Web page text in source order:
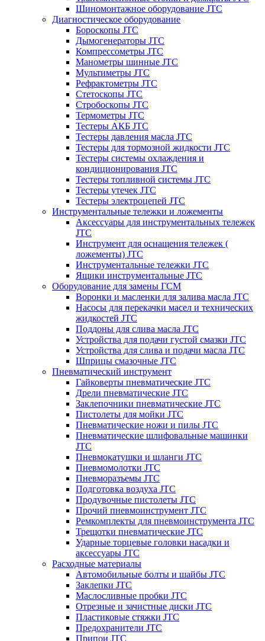
Шиномонтажное оборудование JTC
Диагностическое оборудование
Бороскопы JTC
Дымогенераторы JTC
Компрессометры JTC
Манометры шинные JTC
Мультиметры JTC
Рефрактометры JTC
Стетоскопы JTC
Стробоскопы JTC
Термометры JTC
Тестеры АКБ JTC
Тестеры давления масла JTC
Тестеры для тормозной жидкости JTC
Тестеры системы охлаждения и
кондиционирования JTC
Тестеры топливной системы JTC
Тестеры утечек JTC
Тестеры электроцепей JTC
Инструментальные тележки и ложементы
Аксессуары для инструментальных тележек
JTC
Инструмент для оснащения тележек (
ложементы) JTC
Инструментальные тележки JTC
Ящики инструментальные JTC
Оборудование для замены ГСМ
Воронки и масленки для залива масла JTC
Насосы для перекачки масел и технических
жидкостей JTC
Поддоны для слива масла JTC
Устройства для подачи густой смазки JTC
Устройства для слива и подачи масла JTC
Шприцы смазочные JTC
Пневматический инструмент
Гайковерты пневматические JTC
Дрели пневматические JTC
Заклепочники пневматические JTC
Пистолеты для мойки JTC
Пневматические ножи и пилы JTC
Пневматические шлифовальные машинки
JTC
Пневмокатушки и шланги JTC
Пневмомолотки JTC
Пневморазъемы JTC
Подготовка воздуха JTC
Продувочные пистолеты JTC
Прочий пневмоинструмент JTC
Ремкомплекты для пневмоинструмента JTC
Трещотки пневматические JTC
Ударные торцевые головки насадки и
аксессуары JTC
Расходные материалы
Автомобильные болты и шайбы JTC
Заклепки JTC
Маслосливные пробки JTC
Отрезные и зачистные диски JTC
Пластиковые стяжки JTC
Предохранители JTC
Припои JTC